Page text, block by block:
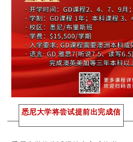
悉尼大学将尝试提前出完成信